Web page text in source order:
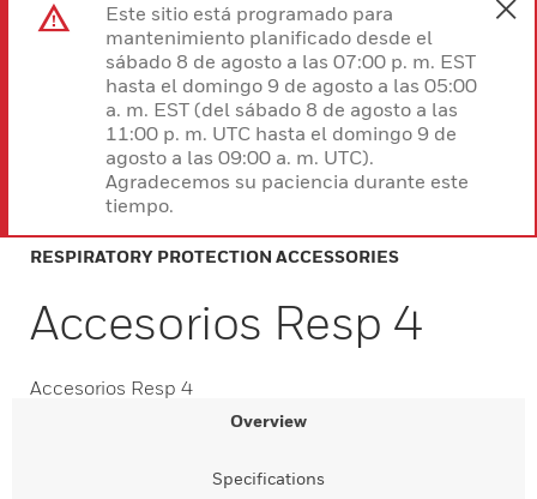
Este sitio está programado para
mantenimiento planificado desde el
sábado 8 de agosto a las 07:00 p. m. EST
hasta el domingo 9 de agosto a las 05:00
a. m. EST (del sábado 8 de agosto a las
11:00 p. m. UTC hasta el domingo 9 de
agosto a las 09:00 a. m. UTC).
Agradecemos su paciencia durante este
tiempo.
RESPIRATORY PROTECTION ACCESSORIES
Accesorios Resp 4
Accesorios Resp 4
Overview
Specifications